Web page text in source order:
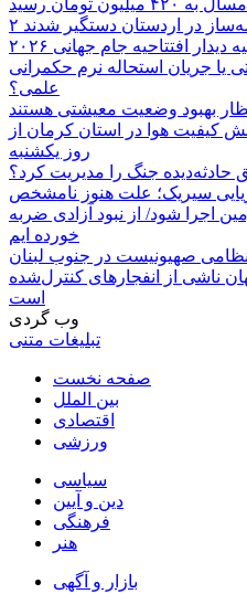
در اردستان دستگیر شدند
افتتاحیه جام جهانی ۲۰۲۶
یا جریان استحاله نرم حکمرانی
علمی؟
بهبود وضعیت معیشتی هستند
کیفیت هوا در استان کرمان از
روز یکشنبه
حادثه‌دیده جنگ را مدیریت کرد؟
سیریک؛ علت هنوز نامشخص
اجرا شود/ از نبود آزادی ضربه
خورده ایم
ناشی از انفجارهای کنترل‌شده
است
وب گردی
تبلیغات متنی
صفحه نخست
بین الملل
اقتصادی
ورزشی
سیاسی
دین و آیین
فرهنگی
هنر
بازار و آگهی